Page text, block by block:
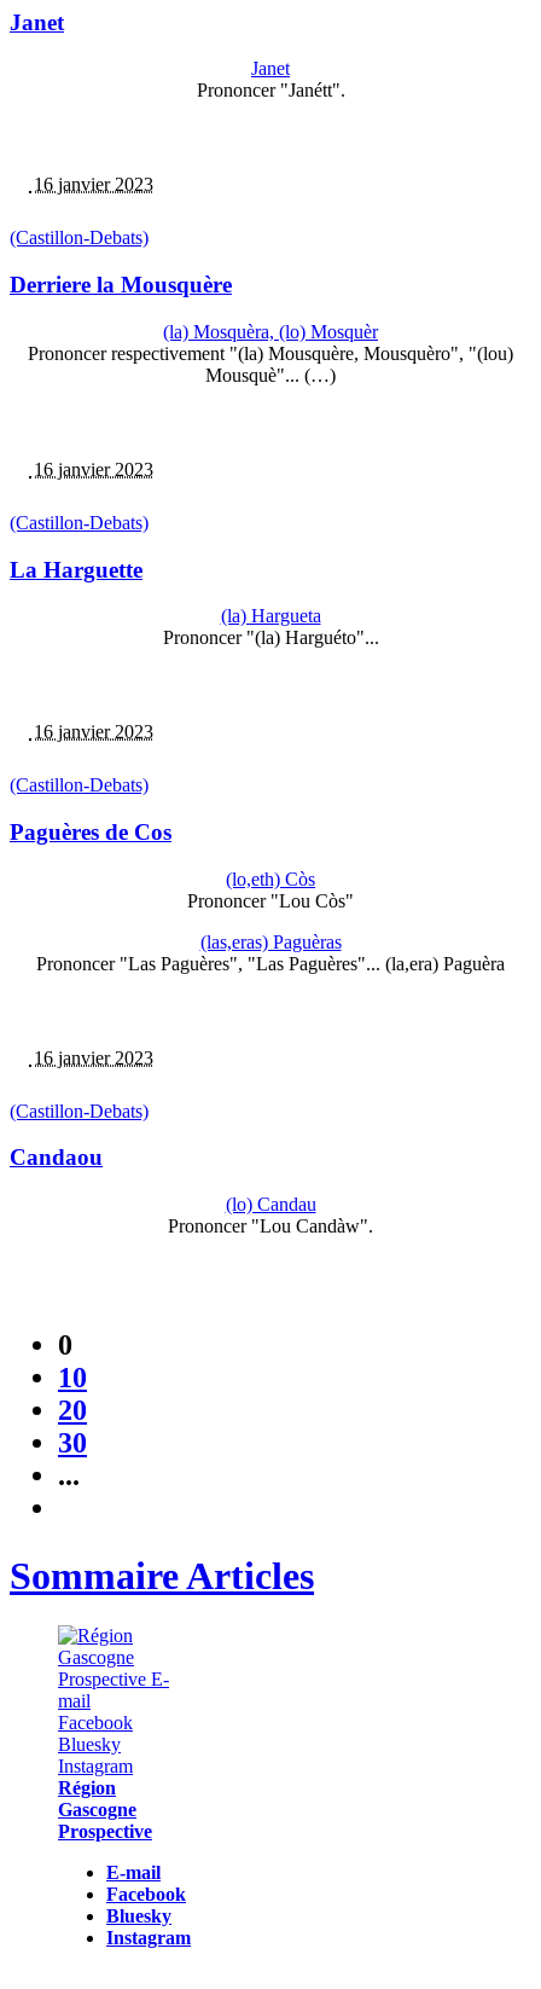
Janet
Janet
Prononcer "Janétt".
16 janvier 2023
(Castillon-Debats)
Derriere la Mousquère
(la) Mosquèra, (lo) Mosquèr
Prononcer respectivement "(la) Mousquère, Mousquèro", "(lou)
Mousquè"... (…)
16 janvier 2023
(Castillon-Debats)
La Harguette
(la) Hargueta
Prononcer "(la) Harguéto"...
16 janvier 2023
(Castillon-Debats)
Paguères de Cos
(lo,eth) Còs
Prononcer "Lou Còs"
(las,eras) Paguèras
Prononcer "Las Paguères", "Las Paguères"... (la,era) Paguèra
16 janvier 2023
(Castillon-Debats)
Candaou
(lo) Candau
Prononcer "Lou Candàw".
0
10
20
30
...
Sommaire Articles
Région
Gascogne
Prospective
E-mail
Facebook
Bluesky
Instagram